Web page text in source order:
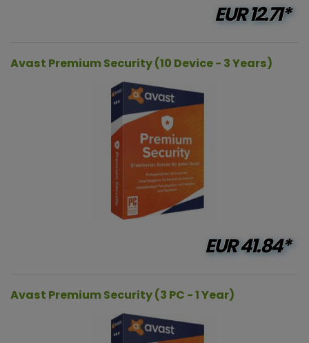
EUR12.71*
Avast Premium Security (10 Device - 3 Years)
EUR41.84*
Avast Premium Security (3 PC - 1 Year)